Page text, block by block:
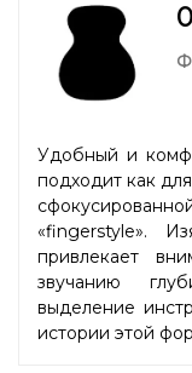
Удобный и
подходит как
«fingerstyle».
привлекает
звучанию
выделение
истории этой